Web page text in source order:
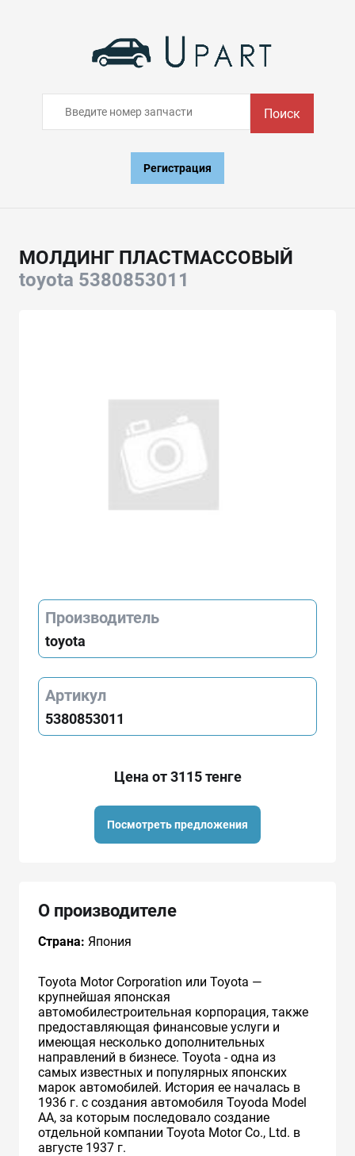
Поиск
Регистрация
МОЛДИНГ ПЛАСТМАССОВЫЙ
toyota 5380853011
Производитель
toyota
Артикул
5380853011
Цена от 3115 тенге
Посмотреть предложения
О производителе
Страна: Япония
Toyota Motor Corporation или Toyota —
крупнейшая японская
автомобилестроительная корпорация, также
предоставляющая финансовые услуги и
имеющая несколько дополнительных
направлений в бизнесе. Toyota - одна из
самых известных и популярных японских
марок автомобилей. История ее началась в
1936 г. с создания автомобиля Toyoda Model
AA, за которым последовало создание
отдельной компании Toyota Motor Co., Ltd. в
августе 1937 г.